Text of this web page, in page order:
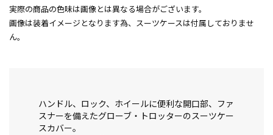
実際の商品の色味は画像とは異なる場合がございます。
画像は装着イメージとなります為、スーツケースは付属しておりませ
ん。
ハンドル、ロック、ホイールに便利な開口部、ファ
スナーを備えたグローブ・トロッターのスーツケー
スカバー。